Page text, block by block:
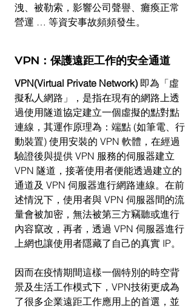
洩、被勒索，影響公司聲譽、癱瘓正常
營運 … 等資安事故頻頻發生。
VPN：保護遠距工作的安全通道
VPN(Virtual Private Network) 即為「虛
擬私人網路」，是指在現有的網路上透
過使用隧道協定建立一個虛擬的點對點
連線，其運作原理為：端點 (如筆電、行
動裝置) 使用安裝的 VPN 軟體，在經過
驗證後與提供 VPN 服務的伺服器建立
VPN 隧道，接著使用者便能透過建立的
通道及 VPN 伺服器進行網路連線。在前
述情況下，使用者與 VPN 伺服器間的流
量會被加密，無法被第三方竊聽或進行
內容竄改，再者，透過 VPN 伺服器進行
上網也讓使用者隱藏了自己的真實 IP。
因而在疫情期間這樣一個特別的時空背
景及生活工作模式下，VPN技術更成為
了很多企業遠距工作應用上的首選，並